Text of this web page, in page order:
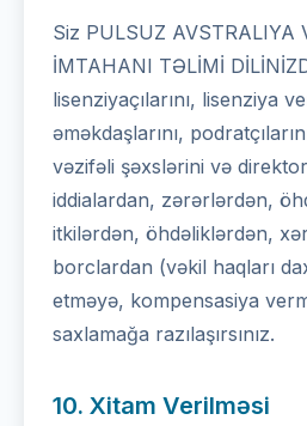
Siz PULSUZ AVSTRALIYA
İMTAHANI TƏLİMİ
lisenziyaçılarını, lisenziya
əməkdaşlarını,
vəzifəli şəxslərini və
iddialardan, zərərlərdən,
itkilərdən, öhdəliklərdən,
borclardan (vəkil haqları
etməyə, kompensasiya
saxlamağa razılaşırsınız.
10. Xitam Verilməsi